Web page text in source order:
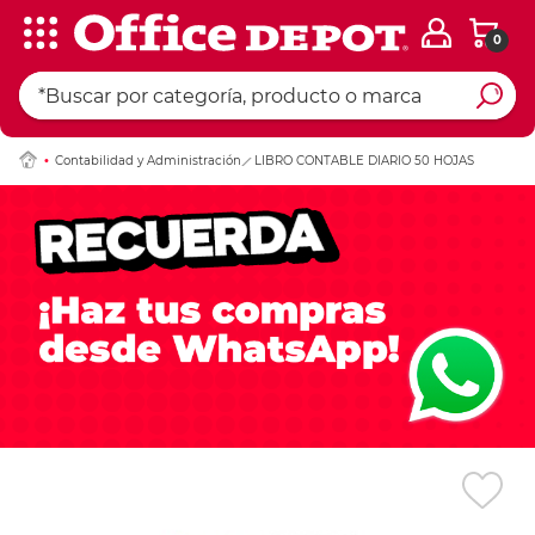
0
Contabilidad y Administración LIBRO CONTABLE DIARIO 50 HOJAS
Ingresar Codigo